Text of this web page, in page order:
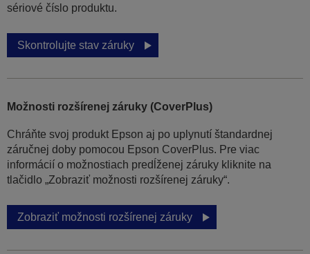
sériové číslo produktu.
Skontrolujte stav záruky
Možnosti rozšírenej záruky (CoverPlus)
Chráňte svoj produkt Epson aj po uplynutí štandardnej
záručnej doby pomocou Epson CoverPlus. Pre viac
informácií o možnostiach predĺženej záruky kliknite na
tlačidlo „Zobraziť možnosti rozšírenej záruky“.
Zobraziť možnosti rozšírenej záruky